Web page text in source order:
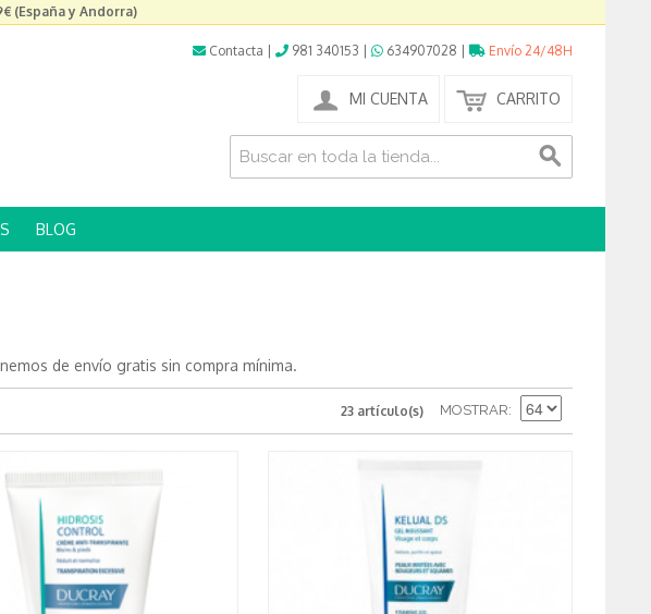
(España y Andorra)
Contacta 981 340153 634907028 Envío 24/48H
MI CUENTA CARRITO
BLOG
de envío gratis sin compra mínima.
23 artículo(s) MOSTRAR